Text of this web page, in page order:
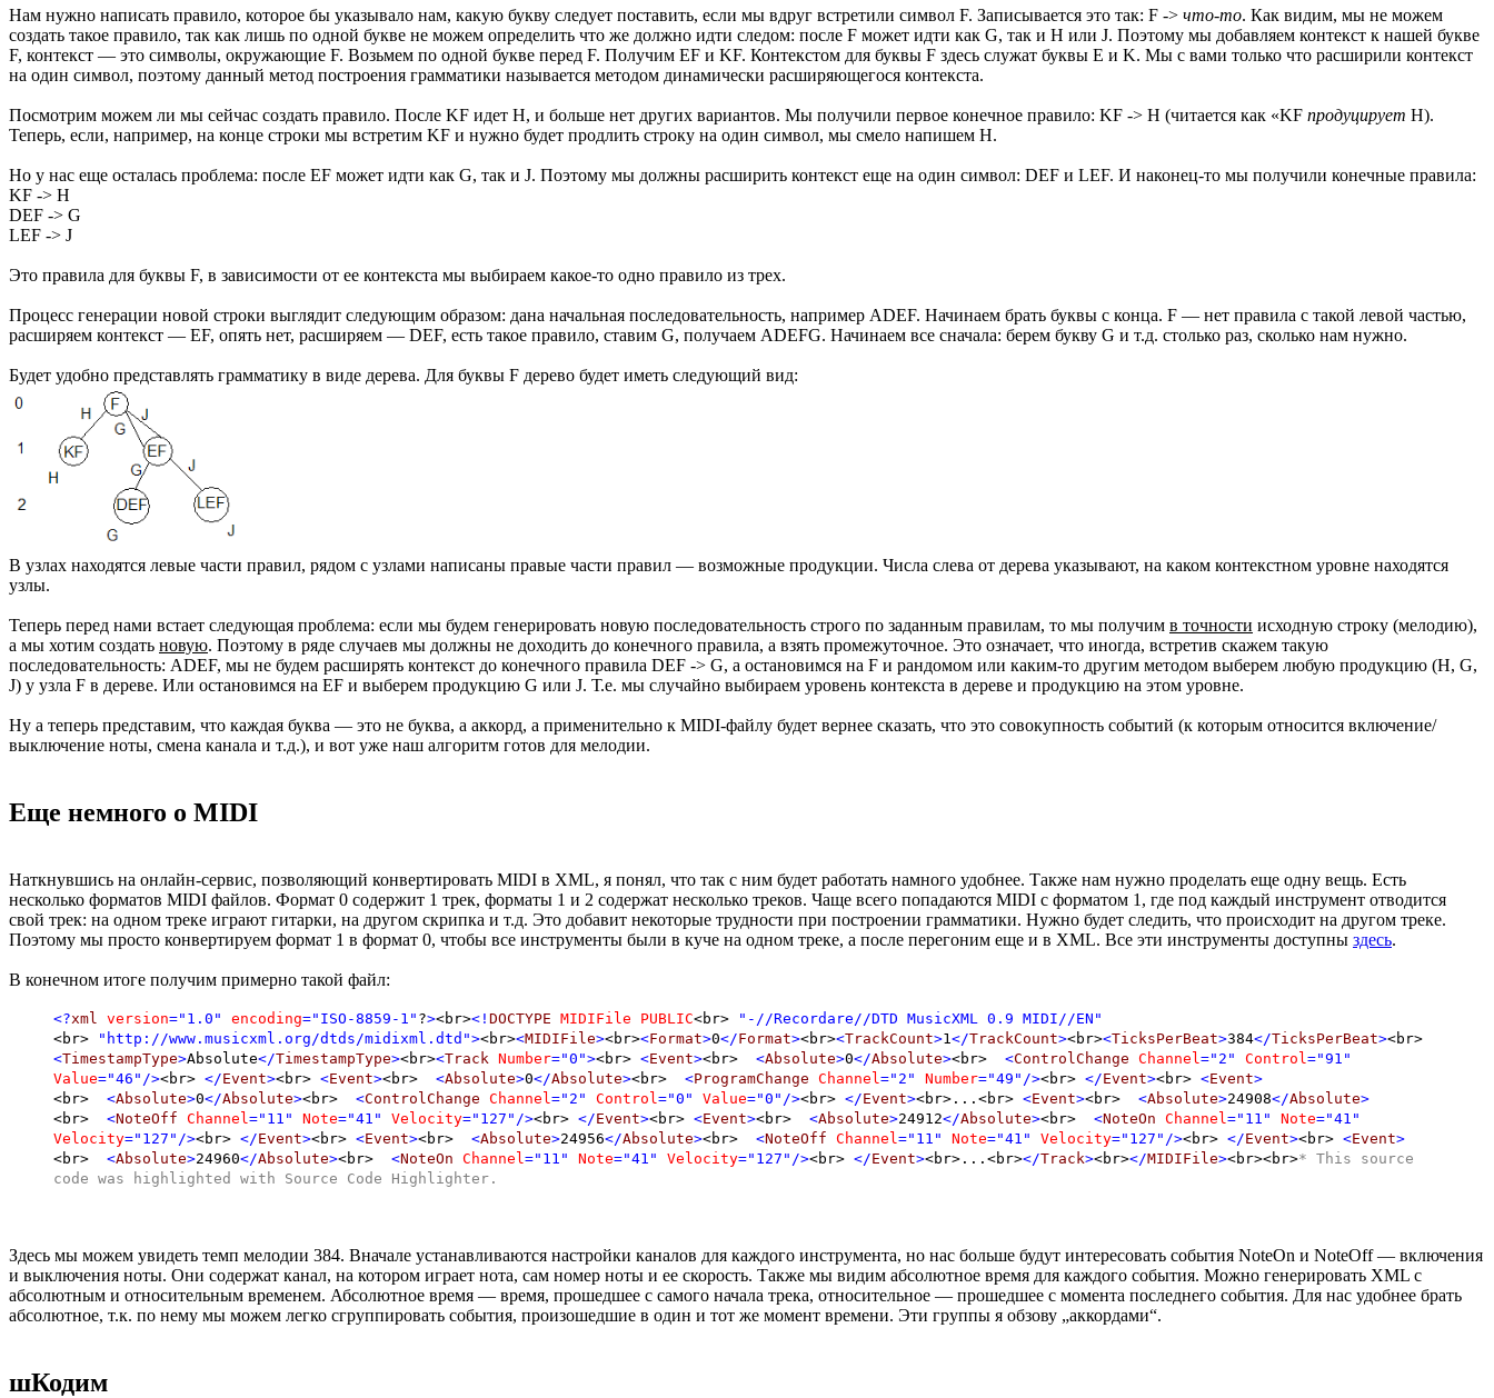
Нам нужно написать правило, которое бы указывало нам, какую букву следует поставить, если мы вдруг встретили символ F. Записывается это так: F -> что-то. Как видим, мы не можем
создать такое правило, так как лишь по одной букве не можем определить что же должно идти следом: после F может идти как G, так и H или J. Поэтому мы добавляем контекст к нашей букве
F, контекст — это символы, окружающие F. Возьмем по одной букве перед F. Получим EF и KF. Контекстом для буквы F здесь служат буквы E и K. Мы с вами только что расширили контекст
на один символ, поэтому данный метод построения грамматики называется методом динамически расширяющегося контекста.
Посмотрим можем ли мы сейчас создать правило. После KF идет H, и больше нет других вариантов. Мы получили первое конечное правило: KF -> H (читается как «KF продуцирует H).
Теперь, если, например, на конце строки мы встретим KF и нужно будет продлить строку на один символ, мы смело напишем H.
Но у нас еще осталась проблема: после EF может идти как G, так и J. Поэтому мы должны расширить контекст еще на один символ: DEF и LEF. И наконец-то мы получили конечные правила:
KF -> H
DEF -> G
LEF -> J
Это правила для буквы F, в зависимости от ее контекста мы выбираем какое-то одно правило из трех.
Процесс генерации новой строки выглядит следующим образом: дана начальная последовательность, например ADEF. Начинаем брать буквы с конца. F — нет правила с такой левой частью,
расширяем контекст — EF, опять нет, расширяем — DEF, есть такое правило, ставим G, получаем ADEFG. Начинаем все сначала: берем букву G и т.д. столько раз, сколько нам нужно.
Будет удобно представлять грамматику в виде дерева. Для буквы F дерево будет иметь следующий вид:
В узлах находятся левые части правил, рядом с узлами написаны правые части правил — возможные продукции. Числа слева от дерева указывают, на каком контекстном уровне находятся
узлы.
Теперь перед нами встает следующая проблема: если мы будем генерировать новую последовательность строго по заданным правилам, то мы получим в точности исходную строку (мелодию),
а мы хотим создать новую. Поэтому в ряде случаев мы должны не доходить до конечного правила, а взять промежуточное. Это означает, что иногда, встретив скажем такую
последовательность: ADEF, мы не будем расширять контекст до конечного правила DEF -> G, а остановимся на F и рандомом или каким-то другим методом выберем любую продукцию (H, G,
J) у узла F в дереве. Или остановимся на EF и выберем продукцию G или J. Т.е. мы случайно выбираем уровень контекста в дереве и продукцию на этом уровне.
Ну а теперь представим, что каждая буква — это не буква, а аккорд, а применительно к MIDI-файлу будет вернее сказать, что это совокупность событий (к которым относится включение/
выключение ноты, смена канала и т.д.), и вот уже наш алгоритм готов для мелодии.
Еще немного о MIDI
Наткнувшись на онлайн-сервис, позволяющий конвертировать MIDI в XML, я понял, что так с ним будет работать намного удобнее. Также нам нужно проделать еще одну вещь. Есть
несколько форматов MIDI файлов. Формат 0 содержит 1 трек, форматы 1 и 2 содержат несколько треков. Чаще всего попадаются MIDI с форматом 1, где под каждый инструмент отводится
свой трек: на одном треке играют гитарки, на другом скрипка и т.д. Это добавит некоторые трудности при построении грамматики. Нужно будет следить, что происходит на другом треке.
Поэтому мы просто конвертируем формат 1 в формат 0, чтобы все инструменты были в куче на одном треке, а после перегоним еще и в XML. Все эти инструменты доступны здесь.
В конечном итоге получим примерно такой файл:
<?xml version="1.0" encoding="ISO-8859-1" ?><br><! DOCTYPE MIDIFile PUBLIC<br>
"-//Recordare//DTD MusicXML 0.9 MIDI//EN"
<br>
"http://www.musicxml.org/dtds/midixml.dtd"><br><MIDIFile><br><Format>0</Format><br><TrackCount>1</TrackCount><br><TicksPerBeat>384</TicksPerBeat><br>
<TimestampType>Absolute</TimestampType><br><Track Number="0"><br> <Event><br> <Absolute>0</Absolute><br> <ControlChange Channel="2" Control="91"
Value="46" /><br> </Event><br> <Event><br> <Absolute>0</Absolute><br> <ProgramChange Channel="2" Number="49" /><br> </Event><br> <Event>
<br> <Absolute>0</Absolute><br> <ControlChange Channel="2" Control="0" Value="0" /><br> </Event><br>...<br> <Event><br> <Absolute>24908</Absolute>
<br> <NoteOff Channel="11" Note="41" Velocity="127" /><br> </Event><br> <Event><br> <Absolute>24912</Absolute><br> <NoteOn Channel="11" Note="41"
Velocity="127" /><br> </Event><br> <Event><br> <Absolute>24956</Absolute><br> <NoteOff Channel="11" Note="41" Velocity="127" /><br> </Event><br> <Event>
<br> <Absolute>24960</Absolute><br> <NoteOn Channel="11" Note="41" Velocity="127" /><br> </Event><br>...<br></Track><br></MIDIFile><br><br>* This source
code was highlighted with Source Code Highlighter .
Здесь мы можем увидеть темп мелодии 384. Вначале устанавливаются настройки каналов для каждого инструмента, но нас больше будут интересовать события NoteOn и NoteOff — включения
и выключения ноты. Они содержат канал, на котором играет нота, сам номер ноты и ее скорость. Также мы видим абсолютное время для каждого события. Можно генерировать XML с
абсолютным и относительным временем. Абсолютное время — время, прошедшее с самого начала трека, относительное — прошедшее с момента последнего события. Для нас удобнее брать
абсолютное, т.к. по нему мы можем легко сгруппировать события, произошедшие в один и тот же момент времени. Эти группы я обзову „аккордами“.
шКодим